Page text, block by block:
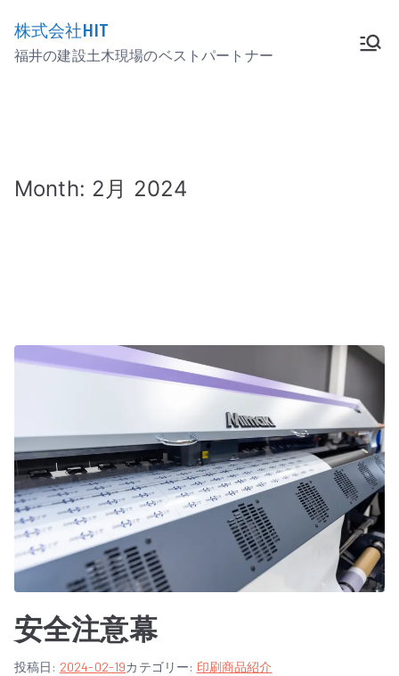
株式会社HIT
福井の建設土木現場のベストパートナー
Month: 2月 2024
安全注意幕
作
投稿日: 2024-02-19カテゴリー: 印刷商品紹介